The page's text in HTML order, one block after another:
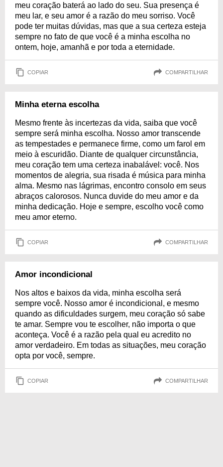
meu coração baterá ao lado do seu. Sua presença é
meu lar, e seu amor é a razão do meu sorriso. Você
pode ter muitas dúvidas, mas que a sua certeza esteja
sempre no fato de que você é a minha escolha no
ontem, hoje, amanhã e por toda a eternidade.
COPIAR COMPARTILHAR
Minha eterna escolha
Mesmo frente às incertezas da vida, saiba que você
sempre será minha escolha. Nosso amor transcende
as tempestades e permanece firme, como um farol em
meio à escuridão. Diante de qualquer circunstância,
meu coração tem uma certeza inabalável: você. Nos
momentos de alegria, sua risada é música para minha
alma. Mesmo nas lágrimas, encontro consolo em seus
abraços calorosos. Nunca duvide do meu amor e da
minha dedicação. Hoje e sempre, escolho você como
meu amor eterno.
COPIAR COMPARTILHAR
Amor incondicional
Nos altos e baixos da vida, minha escolha será
sempre você. Nosso amor é incondicional, e mesmo
quando as dificuldades surgem, meu coração só sabe
te amar. Sempre vou te escolher, não importa o que
aconteça. Você é a razão pela qual eu acredito no
amor verdadeiro. Em todas as situações, meu coração
opta por você, sempre.
COPIAR COMPARTILHAR